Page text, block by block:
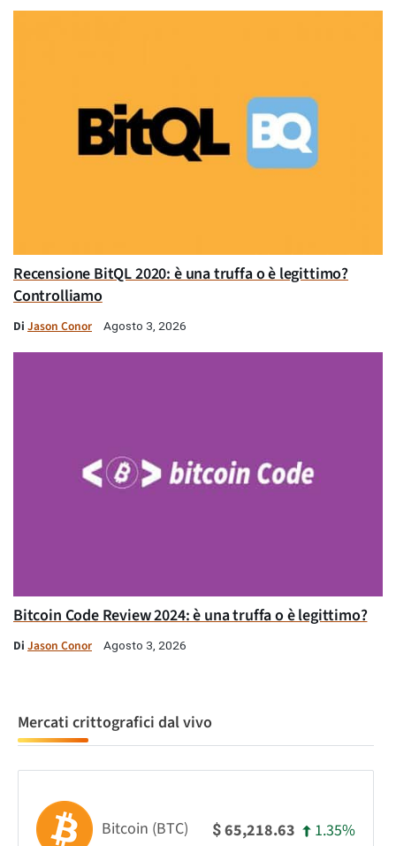
Recensione BitQL 2020: è una truffa o è legittimo?
Controlliamo
Di Jason Conor Agosto 3, 2026
Bitcoin Code Review 2024: è una truffa o è legittimo?
Di Jason Conor Agosto 3, 2026
Mercati crittografici dal vivo
Bitcoin (BTC) $65,218.63 1.35%